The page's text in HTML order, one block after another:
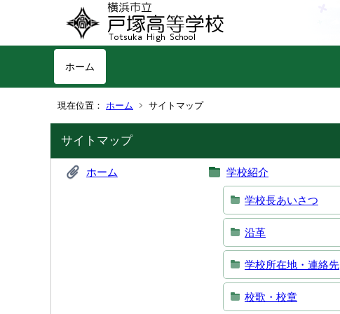
ホーム
現在位置： ホーム サイトマップ
サイトマップ
ホーム 学校紹介
学校長あいさつ
沿革
学校所在地・連絡先
校歌・校章